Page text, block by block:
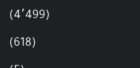
(4٬499)
(618)